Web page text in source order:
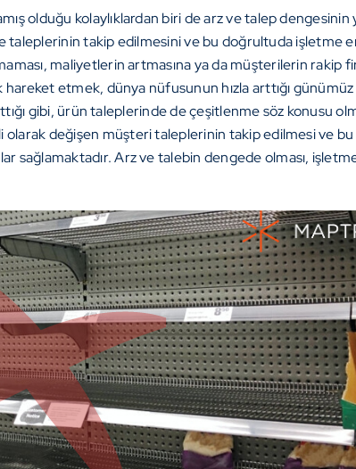
olduğu kolaylıklardan biri de arz ve talep
taleplerinin takip edilmesini ve bu doğrultuda
maliyetlerin artmasına ya da müşterilerin
etmek, dünya nüfusunun hızla arttığı
gibi, ürün taleplerinde de çeşitlenme söz konusu
olarak değişen müşteri taleplerinin takip edilmesi ve
sağlamaktadır. Arz ve talebin dengede olması,